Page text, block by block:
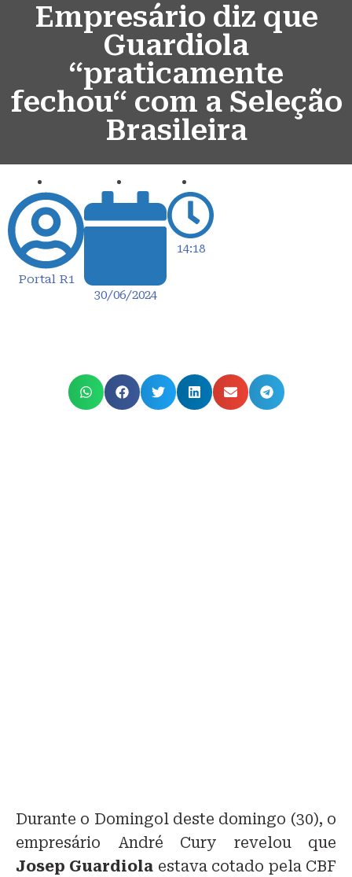
Empresário diz que
Guardiola
“praticamente
fechou“ com a Seleção
Brasileira
Portal R1
30/06/2024
14:18
Durante o Domingol deste domingo (30), o
empresário André Cury revelou que
Josep Guardiola estava cotado pela CBF